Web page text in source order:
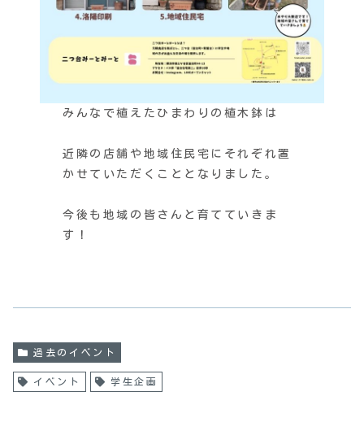
みんなで植えたひまわりの植木鉢は
近隣の店舗や地域住民宅にそれぞれ置
かせていただくこととなりました。
今後も地域の皆さんと育てていきま
す！
過去のイベント
イベント 学生企画